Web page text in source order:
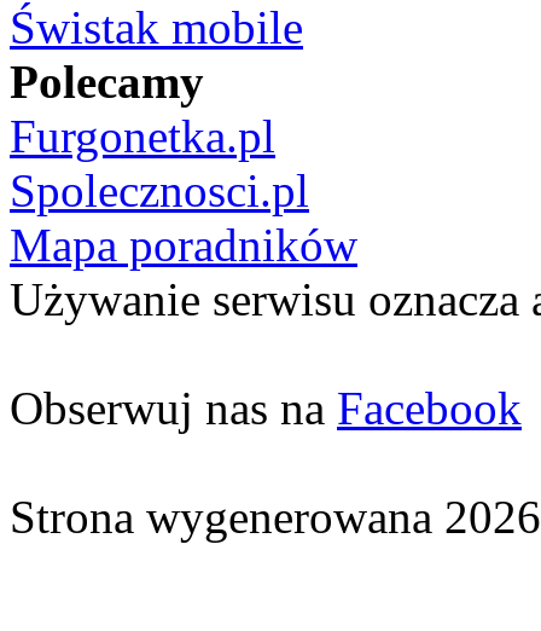
Świstak mobile
Polecamy
Furgonetka.pl
Spolecznosci.pl
Mapa poradników
Używanie serwisu oznacza
Obserwuj nas na Facebook
Strona wygenerowana